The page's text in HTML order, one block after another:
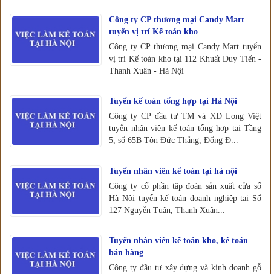
Công ty CP thương mại Candy Mart
tuyển vị trí Kế toán kho
Công ty CP thương mại Candy Mart tuyển
vị trí Kế toán kho tại 112 Khuất Duy Tiến -
Thanh Xuân - Hà Nội
Tuyển kế toán tổng hợp tại Hà Nội
Công ty CP đầu tư TM và XD Long Việt
tuyển nhân viên kế toán tổng hợp tại Tầng
5, số 65B Tôn Đức Thắng, Đống Đ...
Tuyển nhân viên kế toán tại hà nội
Công ty cổ phần tập đoàn sản xuất cửa sổ
Hà Nội tuyển kế toán doanh nghiệp tại Số
127 Nguyễn Tuân, Thanh Xuân...
Tuyển nhân viên kế toán kho, kế toán
bán hàng
Công ty đầu tư xây dựng và kinh doanh gỗ